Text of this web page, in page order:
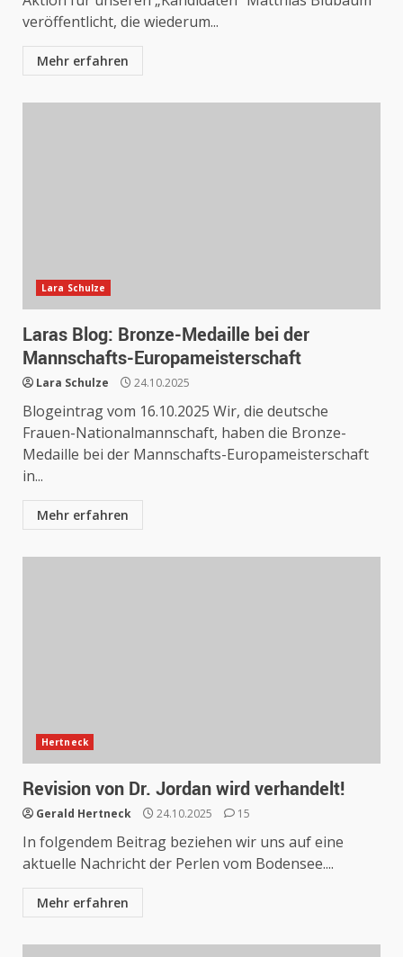
veröffentlicht, die wiederum...
Mehr erfahren
Lara Schulze
Laras Blog: Bronze-Medaille bei der
Mannschafts-Europameisterschaft
Lara Schulze 24.10.2025
Blogeintrag vom 16.10.2025 Wir, die deutsche
Frauen-Nationalmannschaft, haben die Bronze-
Medaille bei der Mannschafts-Europameisterschaft
in...
Mehr erfahren
Hertneck
Revision von Dr. Jordan wird verhandelt!
Gerald Hertneck 24.10.2025 15
In folgendem Beitrag beziehen wir uns auf eine
aktuelle Nachricht der Perlen vom Bodensee....
Mehr erfahren